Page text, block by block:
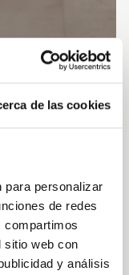
de las cookies
para personalizar
de redes
compartimos
sitio web con
y análisis